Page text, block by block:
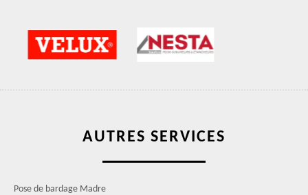
AUTRES SERVICES
Pose de bardage Madre